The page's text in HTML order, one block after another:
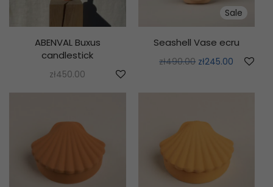
ABENVAL Buxus
candlestick
zł450.00
Sale
Seashell Vase ecru
zł490.00 zł245.00